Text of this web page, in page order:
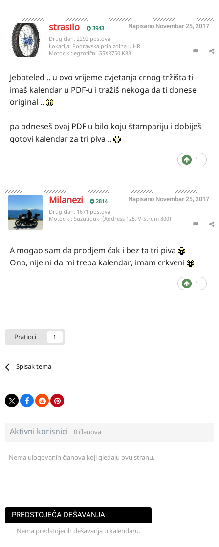
strasilo 3943 Napisano Novembar 25, 2017
Drug član, 2292 postova
Lokacija: Podravska pripizdina u HR
Motocikl: egzotični GSXR750 K88
Jeboteled .. u ovo vrijeme cvjetanja crnog tržišta ti
imaš kalendar u PDF-u i tražiš nekoga da ti donese
original ..
pa odneseš ovaj PDF u bilo koju štampariju i dobiješ
gotovi kalendar za tri piva ..
1
Milanezi 2814 Napisano Novembar 25, 2017
Drug član, 1671 postova
Motocikl: Suzuuuuki (Address 125, V-Strom 800)
A mogao sam da prodjem čak i bez ta tri piva
Ono, nije ni da mi treba kalendar, imam crkveni
1
Pratioci 1
Spisak tema
Aktivni korisnici 0 članova
Nema ulogovanih članova koji gledaju ovu stranu.
PREDSTOJEĆA DEŠAVANJA
Nema predstojećih dešavanja u kalendaru.